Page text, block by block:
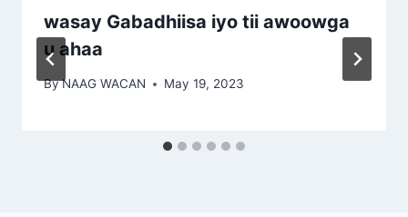
wasay Gabadhiisa iyo tii awoowga
u ahaa
ByNAAG WACAN May 19, 2023